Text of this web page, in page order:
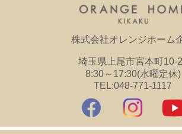
株式会社オレンジホーム
埼玉県上尾市宮本町10-
8:30～17:30(水曜定休)
TEL:048-771-1117